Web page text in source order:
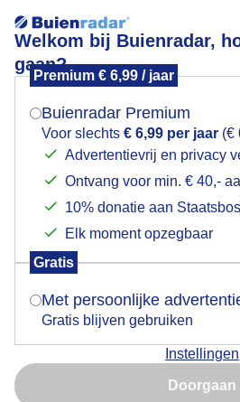
Welkom bij Buienradar,
gaan?
Premium € 6,99 / jaar
Buienradar Premium
Voor slechts € 6,99 per jaar (€
Advertentievrij en privacy
Ontvang voor min. € 40,-
10% donatie aan
Elk moment opzegbaar
Gratis
Met persoonlijke
Gratis blijven gebruiken
Instellingen
Doorgaan
Distelvinkje aan de lunch
Mogen we je locatie
Indien je hier nog geen
verschijnt er zo een pop-up
Is goed, toon
Nu niet,